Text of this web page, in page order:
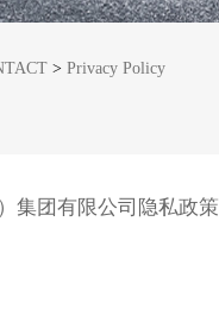
> Privacy Policy
集团有限公司隐私政策